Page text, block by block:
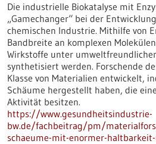
Die industrielle Biokatalyse mit
„Gamechanger“ bei der
chemischen Industrie. Mithilfe von
Bandbreite an komplexen
Wirkstoffe unter
synthetisiert werden. Forschende
Klasse von Materialien entwickelt,
Schäume hergestellt haben, die
Aktivität besitzen.
https://www.gesundheitsindustrie-
bw.de/fachbeitrag/pm/
schaeume-mit-enormer-